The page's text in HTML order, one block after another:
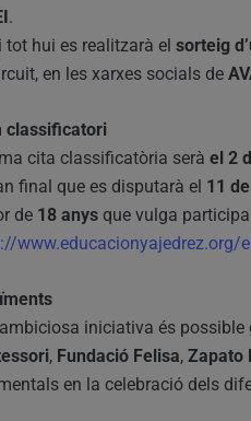
.
tot hui es realitzarà el sorteig
en les xarxes socials de
classificatori
cita classificatòria serà el 2
final que es disputarà el 11
de 18 anys que vulga
www.educacionyajedrez.org/
iniciativa és possible
, Fundació Felisa, Zapato
en la celebració dels